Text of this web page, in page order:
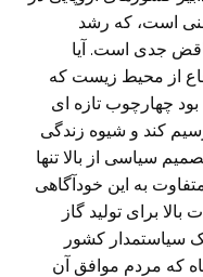
است، که رشد
جدی است. آیا
از محیط زیست که
بود چهارچوب تازه ای
کند و شیوه زندگی
سیاسی از بالا تنها
به این خودآگاهی
برای تولید گاز
سیاستمدار کشور
که مردم موافق آن